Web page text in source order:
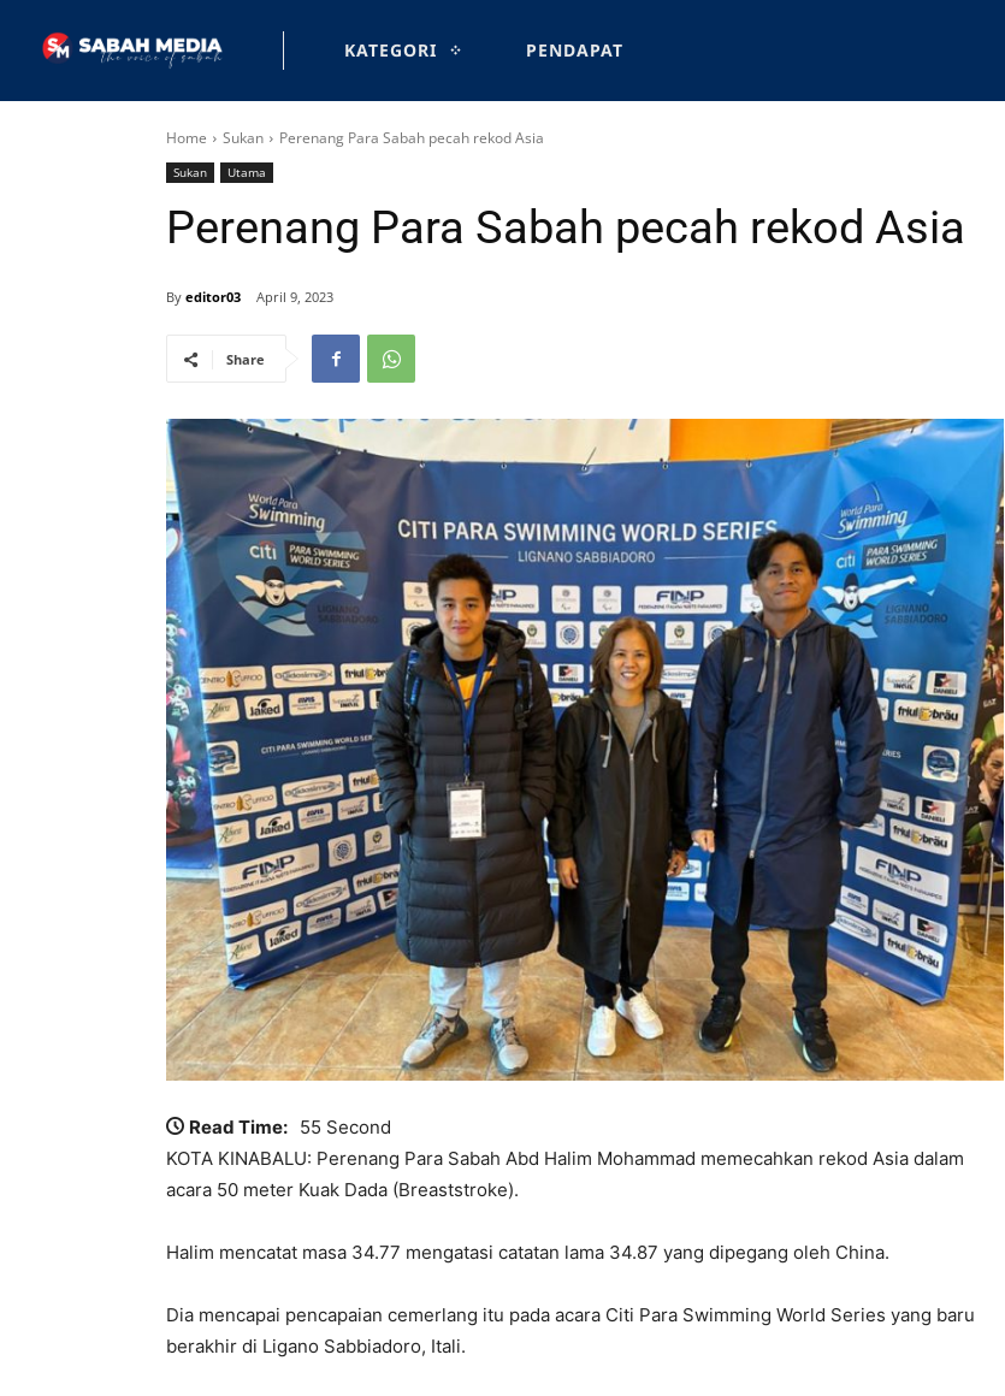
KATEGORI PENDAPAT
Home Sukan Perenang Para Sabah pecah rekod Asia
Sukan Utama
Perenang Para Sabah pecah rekod Asia
By editor03 April 9, 2023
Share
Read Time: 55 Second
KOTA KINABALU: Perenang Para Sabah Abd Halim Mohammad memecahkan rekod Asia dalam
acara 50 meter Kuak Dada (Breaststroke).
Halim mencatat masa 34.77 mengatasi catatan lama 34.87 yang dipegang oleh China.
Dia mencapai pencapaian cemerlang itu pada acara Citi Para Swimming World Series yang baru
berakhir di Ligano Sabbiadoro, Itali.